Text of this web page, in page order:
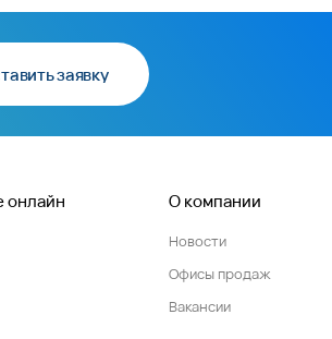
заявку
онлайн О компании
Новости
Офисы продаж
Вакансии